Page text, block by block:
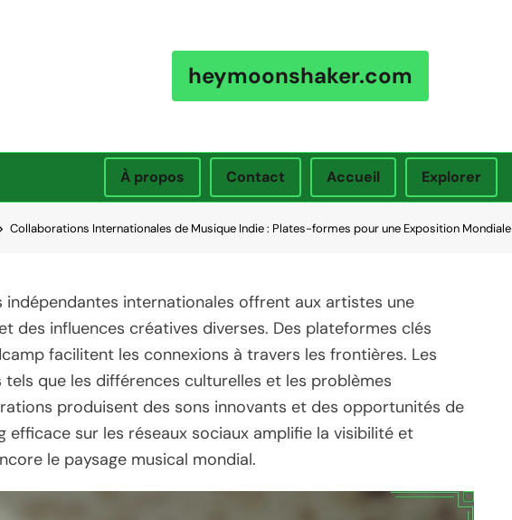
heymoonshaker.com
À propos Contact Accueil
Explorer
Collaborations Internationales de Musique Indie : Plates-formes pour une Exposition Mondiale
indépendantes internationales offrent aux artistes une
des influences créatives diverses. Des plateformes clés
facilitent les connexions à travers les frontières. Les
que les différences culturelles et les problèmes
produisent des sons innovants et des opportunités de
efficace sur les réseaux sociaux amplifie la visibilité et
le paysage musical mondial.